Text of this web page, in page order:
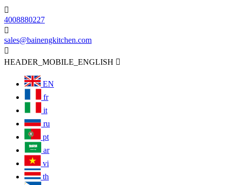

4008880227

sales@bainengkitchen.com

HEADER_MOBILE_ENGLISH 
EN
fr
it
ru
pt
ar
vi
th